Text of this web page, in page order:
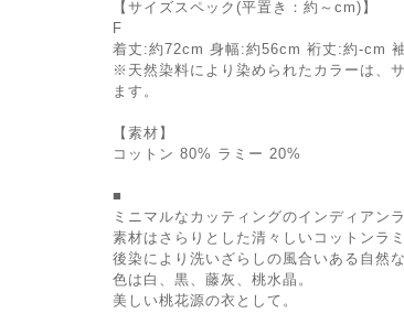
【サイズスペック(平置き：約～cm)】
F
着丈:約72cm 身幅:約56cm 裄丈:約-cm
※天然染料により染められたカラーは、
ます。
【素材】
コットン 80% ラミー 20%
■
ミニマルなカッティングのインディアン
素材はさらりとした清々しいコットンラミ
後染により洗いざらしの風合いある自然
色は白、黒、藤灰、桃水晶。
美しい桃花源の衣として。